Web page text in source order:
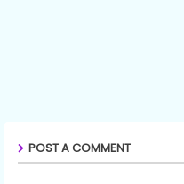
POST A COMMENT